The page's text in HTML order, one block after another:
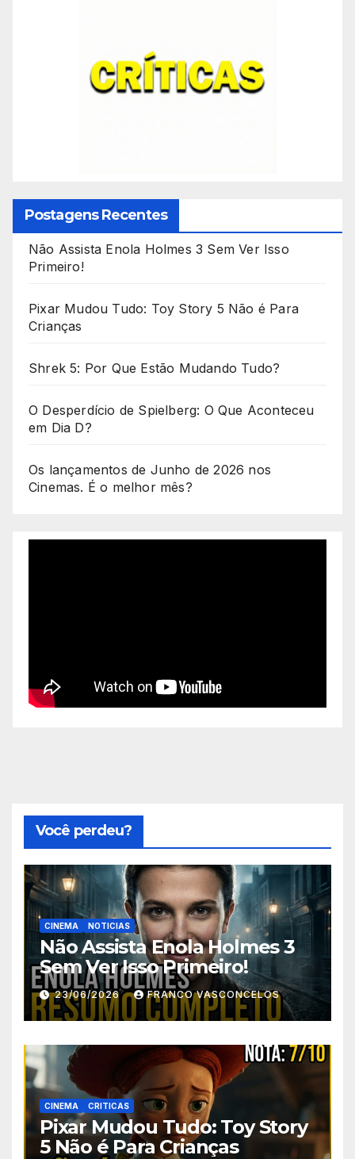
Postagens Recentes
Não Assista Enola Holmes 3 Sem Ver Isso
Primeiro!
Pixar Mudou Tudo: Toy Story 5 Não é Para
Crianças
Shrek 5: Por Que Estão Mudando Tudo?
O Desperdício de Spielberg: O Que Aconteceu
em Dia D?
Os lançamentos de Junho de 2026 nos
Cinemas. É o melhor mês?
Você perdeu?
CINEMA NOTICIAS
Não Assista Enola Holmes 3
Sem Ver Isso Primeiro!
23/06/2026 FRANCO VASCONCELOS
CINEMA CRITICAS
Pixar Mudou Tudo: Toy Story
5 Não é Para Crianças